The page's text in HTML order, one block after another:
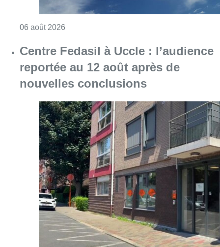
06 août 2026Consulter l'article "Centre Fedasil à Uccle :
Le siège bruxellois d’AXA fermé
plusieurs jours après une
contamination de l’eau au
propylène glycol